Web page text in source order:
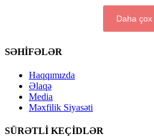
Daha çox
SƏHİFƏLƏR
Haqqımızda
Əlaqə
Media
Məxfilik Siyasəti
SÜRƏTLİ KEÇİDLƏR